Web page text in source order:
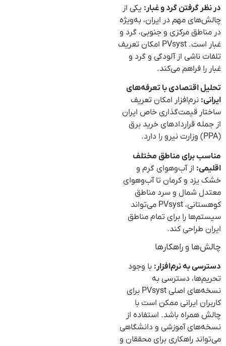
در نظر گرفتن گرد و غبار: یکی از
چالش‌های مهم در ایران، به‌ویژه
در مناطق مرکزی و جنوبی، گرد و
غبار است. PVsyst امکان تعریف
تلفات ناشی از آلودگی و گرد و
غبار را فراهم می‌کند.
تحلیل اقتصادی با تعرفه‌های
ایرانی: نرم‌افزار امکان تعریف
ساختار قیمت‌گذاری خاص ایران
از جمله قراردادهای خرید برق
(PPA) وزارت نیرو را دارد.
مناسب برای مناطق مختلف
اقلیمی: از آب‌وهوای گرم و
خشک یزد و کرمان تا آب‌وهوای
معتدل شمال و سرد مناطق
کوهستانی، PVsyst می‌تواند
سیستم‌ها را برای تمام مناطق
ایران طراحی کند.
چالش‌ها و راهکارها
دسترسی به نرم‌افزار: با وجود
تحریم‌ها، دسترسی به
نسخه‌های اصلی PVsyst برای
کاربران ایرانی ممکن است با
چالش همراه باشد. استفاده از
نسخه‌های آموزشی و دانشگاهی
می‌تواند راهکاری برای محققان و